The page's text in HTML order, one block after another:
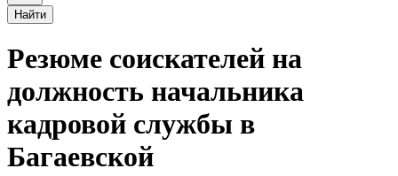
Найти
Резюме соискателей на
должность начальника
кадровой службы в
Багаевской